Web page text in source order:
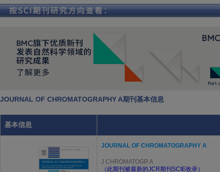
JOURNAL OF CHROMATOGRAPHY A期刊基本信息
基本信息
JOURNAL OF CHROMATOGRAPHY A
J CHROMATOGR A
（此期刊被最新的JCR期刊SCIE收录）